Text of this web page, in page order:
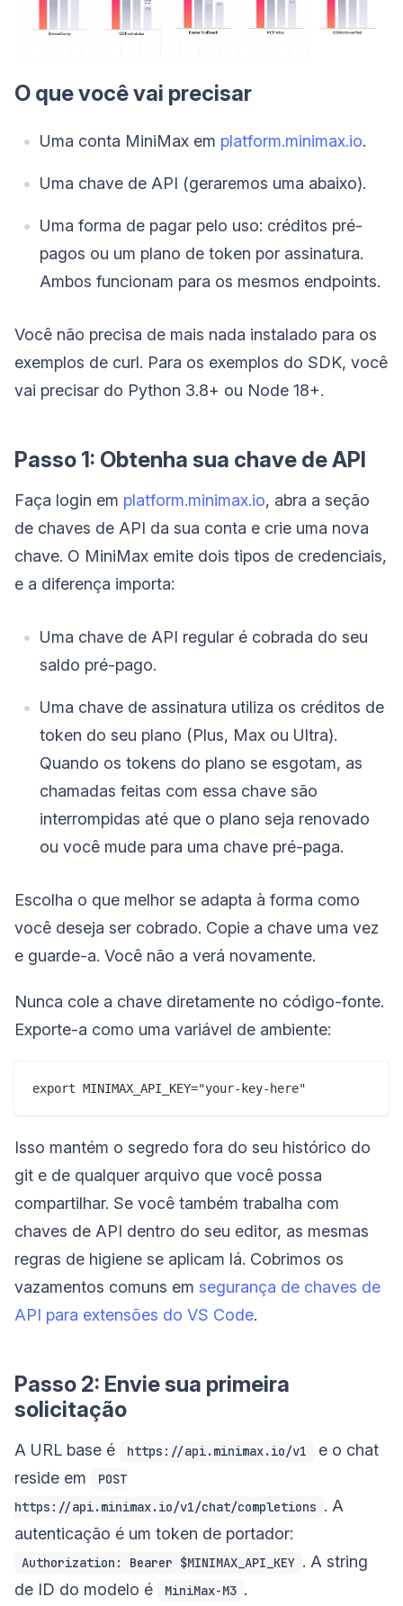
O que você vai precisar
Uma conta MiniMax em platform.minimax.io.
Uma chave de API (geraremos uma abaixo).
Uma forma de pagar pelo uso: créditos pré-
pagos ou um plano de token por assinatura.
Ambos funcionam para os mesmos endpoints.
Você não precisa de mais nada instalado para os
exemplos de curl. Para os exemplos do SDK, você
vai precisar do Python 3.8+ ou Node 18+.
Passo 1: Obtenha sua chave de API
Faça login em platform.minimax.io, abra a seção
de chaves de API da sua conta e crie uma nova
chave. O MiniMax emite dois tipos de credenciais,
e a diferença importa:
Uma chave de API regular é cobrada do seu
saldo pré-pago.
Uma chave de assinatura utiliza os créditos de
token do seu plano (Plus, Max ou Ultra).
Quando os tokens do plano se esgotam, as
chamadas feitas com essa chave são
interrompidas até que o plano seja renovado
ou você mude para uma chave pré-paga.
Escolha o que melhor se adapta à forma como
você deseja ser cobrado. Copie a chave uma vez
e guarde-a. Você não a verá novamente.
Nunca cole a chave diretamente no código-fonte.
Exporte-a como uma variável de ambiente:
Isso mantém o segredo fora do seu histórico do
git e de qualquer arquivo que você possa
compartilhar. Se você também trabalha com
chaves de API dentro do seu editor, as mesmas
regras de higiene se aplicam lá. Cobrimos os
vazamentos comuns em segurança de chaves de
API para extensões do VS Code.
Passo 2: Envie sua primeira
solicitação
A URL base é https://api.minimax.io/v1
e o chat
reside em
POST
https://api.minimax.io/v1/chat/completions . A
autenticação é um token de portador:
Authorization: Bearer $MINIMAX_API_KEY . A string
de ID do modelo é
MiniMax-M3 .